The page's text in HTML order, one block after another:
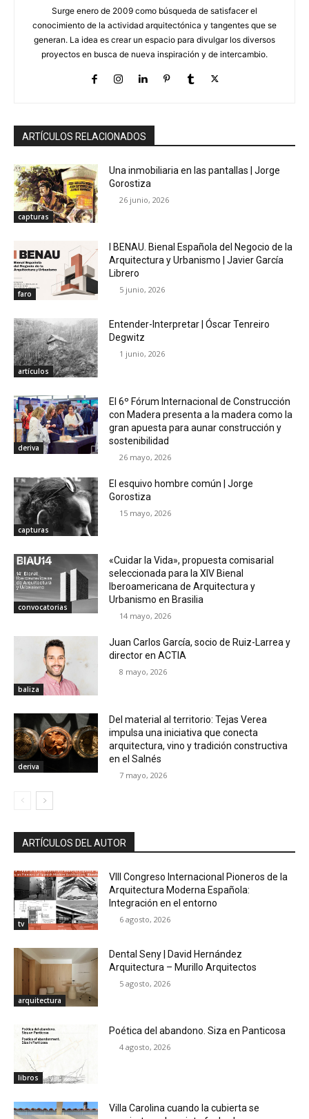
Surge enero de 2009 como búsqueda de satisfacer el
conocimiento de la actividad arquitectónica y tangentes que se
generan. La idea es crear un espacio para divulgar los diversos
proyectos en busca de nueva inspiración y de intercambio.
ARTÍCULOS RELACIONADOS
capturas
Una inmobiliaria en las pantallas | Jorge
Gorostiza
26 junio, 2026
faro
I BENAU. Bienal Española del Negocio de la
Arquitectura y Urbanismo | Javier García
Librero
5 junio, 2026
artículos
Entender-Interpretar | Óscar Tenreiro
Degwitz
1 junio, 2026
deriva
El 6º Fórum Internacional de Construcción
con Madera presenta a la madera como la
gran apuesta para aunar construcción y
sostenibilidad
26 mayo, 2026
capturas
El esquivo hombre común | Jorge
Gorostiza
15 mayo, 2026
convocatorias
«Cuidar la Vida», propuesta comisarial
seleccionada para la XIV Bienal
Iberoamericana de Arquitectura y
Urbanismo en Brasilia
14 mayo, 2026
baliza
Juan Carlos García, socio de Ruiz-Larrea y
director en ACTIA
8 mayo, 2026
deriva
Del material al territorio: Tejas Verea
impulsa una iniciativa que conecta
arquitectura, vino y tradición constructiva
en el Salnés
7 mayo, 2026
ARTÍCULOS DEL AUTOR
tv
VIII Congreso Internacional Pioneros de la
Arquitectura Moderna Española:
Integración en el entorno
6 agosto, 2026
arquitectura
Dental Seny | David Hernández
Arquitectura – Murillo Arquitectos
5 agosto, 2026
libros
Poética del abandono. Siza en Panticosa
4 agosto, 2026
Villa Carolina cuando la cubierta se